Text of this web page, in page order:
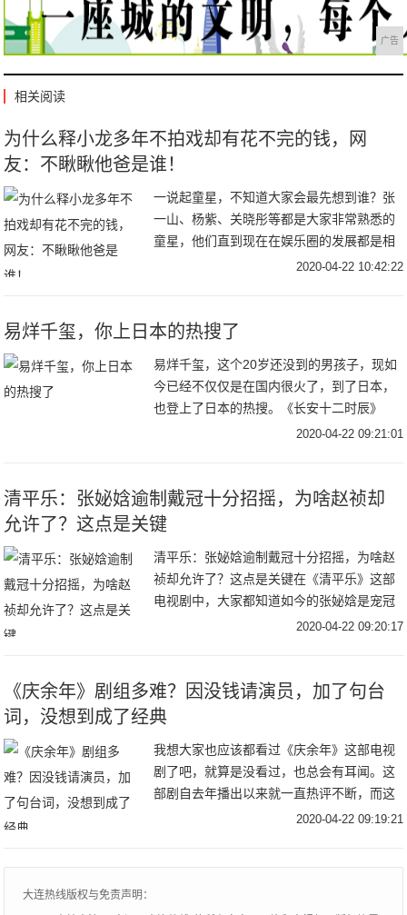
广告
相关阅读
为什么释小龙多年不拍戏却有花不完的钱，网
友：不瞅瞅他爸是谁！
一说起童星，不知道大家会最先想到谁？张
一山、杨紫、关晓彤等都是大家非常熟悉的
童星，他们直到现在在娱乐圈的发展都是相
当不错的，但今天小编要给大家介绍的童星
2020-04-22 10:42:22
易烊千玺，你上日本的热搜了
易烊千玺，这个20岁还没到的男孩子，现如
今已经不仅仅是在国内很火了，到了日本，
也登上了日本的热搜。《长安十二时辰》
中，易烊千玺饰演小狐狸李必，现如今《长
2020-04-22 09:21:01
清平乐：张妼娢逾制戴冠十分招摇，为啥赵祯却
允许了？这点是关键
清平乐：张妼娢逾制戴冠十分招摇，为啥赵
祯却允许了？这点是关键在《清平乐》这部
电视剧中，大家都知道如今的张妼娢是宠冠
六宫，是所有人都攀附的对象。而张妼娢更
2020-04-22 09:20:17
《庆余年》剧组多难？因没钱请演员，加了句台
词，没想到成了经典
我想大家也应该都看过《庆余年》这部电视
剧了吧，就算是没看过，也总会有耳闻。这
部剧自去年播出以来就一直热评不断，而这
部剧也同时带火了很多演员，像饰演王启年
2020-04-22 09:19:21
大连热线版权与免责声明：